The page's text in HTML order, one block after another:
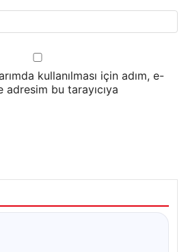
kullanılması için adım, e-
bu tarayıcıya